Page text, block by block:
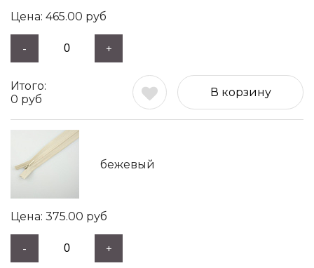
465.00 руб
- +
0 руб
В корзину
бежевый
375.00 руб
- +